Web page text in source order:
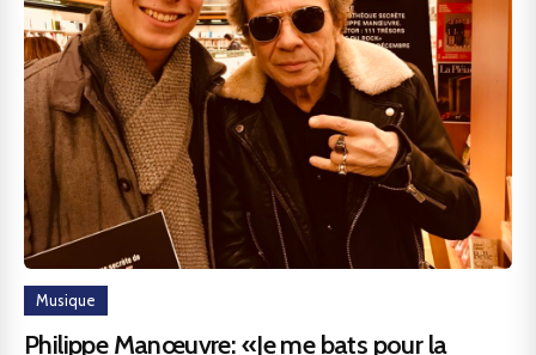
Musique
Philippe Manœuvre: «Je me bats pour la